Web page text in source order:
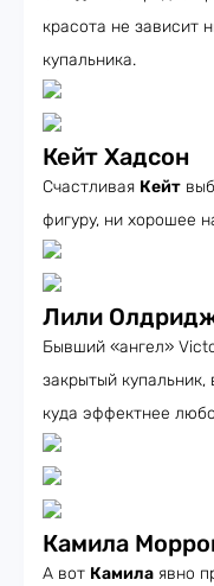
красота не зависит
купальника.
Кейт Хадсон
Счастливая Кейт
фигуру, ни хорошее
Лили
Бывший «ангел»
закрытый купальник,
куда эффектнее
Камила
А вот Камила явно